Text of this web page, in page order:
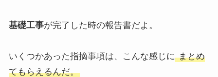
基礎工事が完了した時の報告書だよ。
いくつかあった指摘事項は、こんな感じにまとめ
てもらえるんだ。